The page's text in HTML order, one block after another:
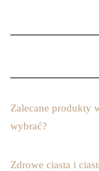
Zalecane produkty
wybrać?
Zdrowe ciasta i